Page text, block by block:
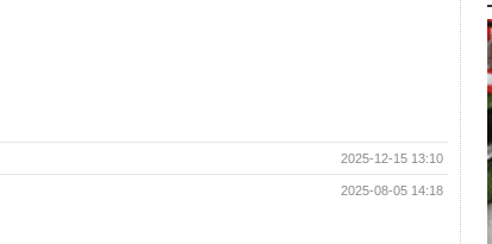
2025-12-15 13:10
2025-08-05 14:18